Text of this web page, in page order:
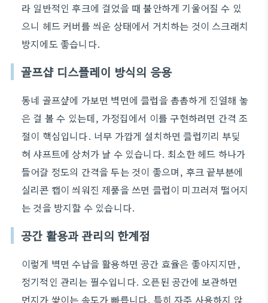
라 일반적인 후크에 걸었을 때 불안하게 기울어질 수 있
으니 헤드 커버를 씌운 상태에서 거치하는 것이 스크래치
방지에도 좋습니다.
골프샵 디스플레이 방식의 응용
동네 골프샾에 가보면 벽면에 클럽을 촘촘하게 진열해 놓
은 걸 볼 수 있는데, 가정집에서 이를 구현하려면 간격 조
절이 핵심입니다. 너무 가깝게 설치하면 클럽끼리 부딪
혀 샤프트에 상처가 날 수 있습니다. 최소한 헤드 하나가
들어갈 정도의 간격을 두는 것이 좋으며, 후크 끝부분에
실리콘 캡이 씌워진 제품을 쓰면 클럽이 미끄러져 떨어지
는 것을 방지할 수 있습니다.
공간 활용과 관리의 한계점
이렇게 벽면 수납을 활용하면 공간 효율은 좋아지지만,
정기적인 관리는 필수입니다. 오픈된 공간에 보관하면
먼지가 쌓이는 속도가 빠릅니다. 특히 자주 사용하지 않